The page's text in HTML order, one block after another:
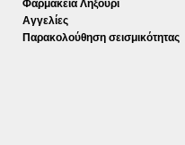
Φαρμακεία Ληξούρι
Αγγελίες
Παρακολούθηση σεισμικότητας